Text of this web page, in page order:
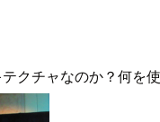
クチャなのか？何を